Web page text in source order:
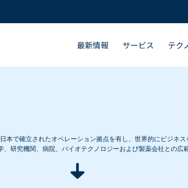
最新情報 サービス テク
本で確立されたオペレーション拠点を有し、世界的にビジネ
研究機関、病院、バイオテクノロジーおよび製薬会社との広